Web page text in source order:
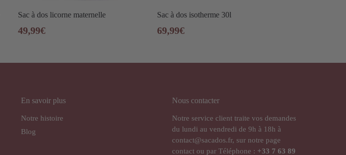
Sac à dos licorne maternelle
49,99€
Sac à dos isotherme 30l
69,99€
En savoir plus
Notre histoire
Blog
Nous contacter
Notre service client traite vos demandes
du lundi au vendredi de 9h à 18h à
contact@sacados.fr, sur notre page
contact ou par Téléphone : +33 7 63 89